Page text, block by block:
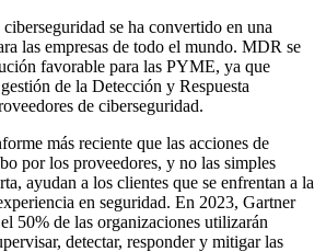
se ha convertido en una
las empresas de todo el mundo. MDR se
favorable para las PYME, ya que
de la Detección y Respuesta
de ciberseguridad.
más reciente que las acciones de
por los proveedores, y no las simples
ayudan a los clientes que se enfrentan a la
en seguridad. En 2023, Gartner
50% de las organizaciones utilizarán
detectar, responder y mitigar las